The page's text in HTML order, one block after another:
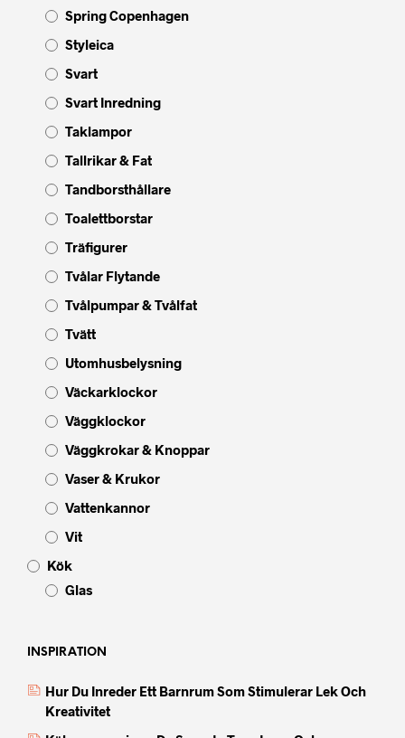
Spring Copenhagen
Styleica
Svart
Svart Inredning
Taklampor
Tallrikar & Fat
Tandborsthållare
Toalettborstar
Träfigurer
Tvålar Flytande
Tvålpumpar & Tvålfat
Tvätt
Utomhusbelysning
Väckarklockor
Väggklockor
Väggkrokar & Knoppar
Vaser & Krukor
Vattenkannor
Vit
Kök
Glas
INSPIRATION
Hur Du Inreder Ett Barnrum Som Stimulerar Lek Och
Kreativitet